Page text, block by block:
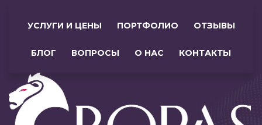
УСЛУГИ И ЦЕНЫ ПОРТФОЛИО ОТЗЫВЫ
БЛОГ ВОПРОСЫ О НАС КОНТАКТЫ